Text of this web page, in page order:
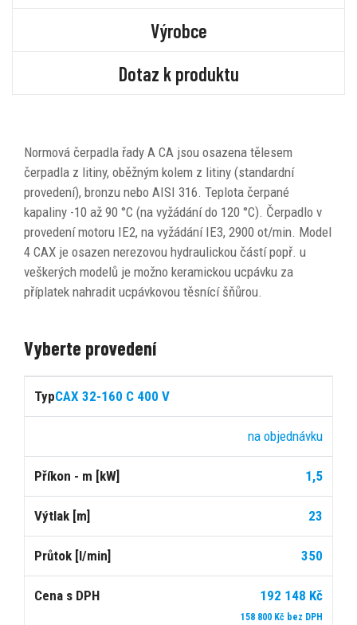
Výrobce
Dotaz k produktu
Normová čerpadla řady A CA jsou osazena tělesem
čerpadla z litiny, oběžným kolem z litiny (standardní
provedení), bronzu nebo AISI 316. Teplota čerpané
kapaliny -10 až 90 °C (na vyžádání do 120 °C). Čerpadlo v
provedení motoru IE2, na vyžádání IE3, 2900 ot/min. Model
4 CAX je osazen nerezovou hydraulickou částí popř. u
veškerých modelů je možno keramickou ucpávku za
příplatek nahradit ucpávkovou těsnící šňůrou.
Vyberte provedení
Výtlak Průtok
[m]
CAX 32-160 C 400 V
na objednávku
1,5
23
350
192 148 Kč
158 800 Kč bez DPH